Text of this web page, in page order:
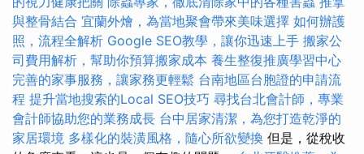
與整骨結合 宜蘭外燴，為當地聚會帶來美味選擇 如何辦護
照，流程全解析 Google SEO教學，讓你迅速上手 搬家公
司費用解析，幫助你預算搬家成本 養生整復推廣學習中心
完善的家事服務，讓家務更輕鬆 台南地區台胞證的申請流
程 提升當地搜索的Local SEO技巧 尋找台北會計師，專業
會計師協助您的業務成長 台中居家清潔，為您打造乾淨的
家居環境 多樣化的裝潢風格，隨心所欲變換 但是，從稅收